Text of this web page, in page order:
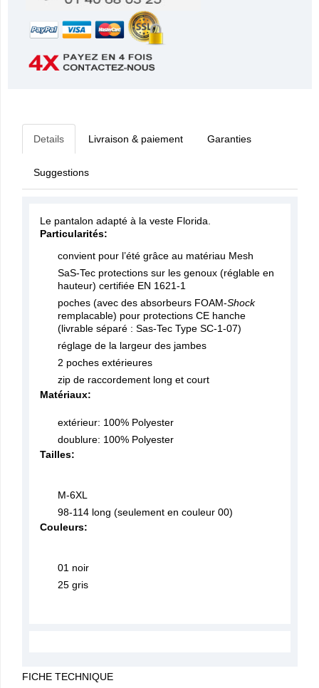
Details Livraison & paiement Garanties
Suggestions
Le pantalon adapté à la veste Florida.
Particularités:
convient pour l’été grâce au matériau Mesh
SaS-Tec protections sur les genoux (réglable en
hauteur) certifiée EN 1621-1
poches (avec des absorbeurs FOAM-Shock
remplacable) pour protections CE hanche
(livrable séparé : Sas-Tec Type SC-1-07)
réglage de la largeur des jambes
2 poches extérieures
zip de raccordement long et court
Matériaux:
extérieur: 100% Polyester
doublure: 100% Polyester
Tailles:
M-6XL
98-114 long (seulement en couleur 00)
Couleurs:
01 noir
25 gris
FICHE TECHNIQUE